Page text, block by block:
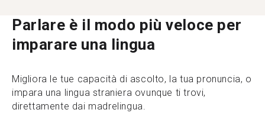
Parlare è il modo più veloce per
imparare una lingua
Migliora le tue capacità di ascolto, la tua pronuncia, o
impara una lingua straniera ovunque ti trovi,
direttamente dai madrelingua.